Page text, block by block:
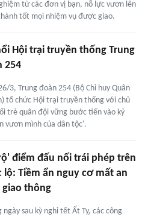
từ các đơn vị bạn, nỗ lực vươn lên
tốt mọi nhiệm vụ được giao.
Hội trại truyền thống Trung
254
3, Trung đoàn 254 (Bộ Chỉ huy Quân
tổ chức Hội trại truyền thống với chủ
trẻ quân đội vững bước tiến vào kỷ
vươn mình của dân tộc'.
điểm đấu nối trái phép trên
lộ: Tiềm ẩn nguy cơ mất an
thông
ngày sau kỳ nghỉ tết Ất Tỵ, các công